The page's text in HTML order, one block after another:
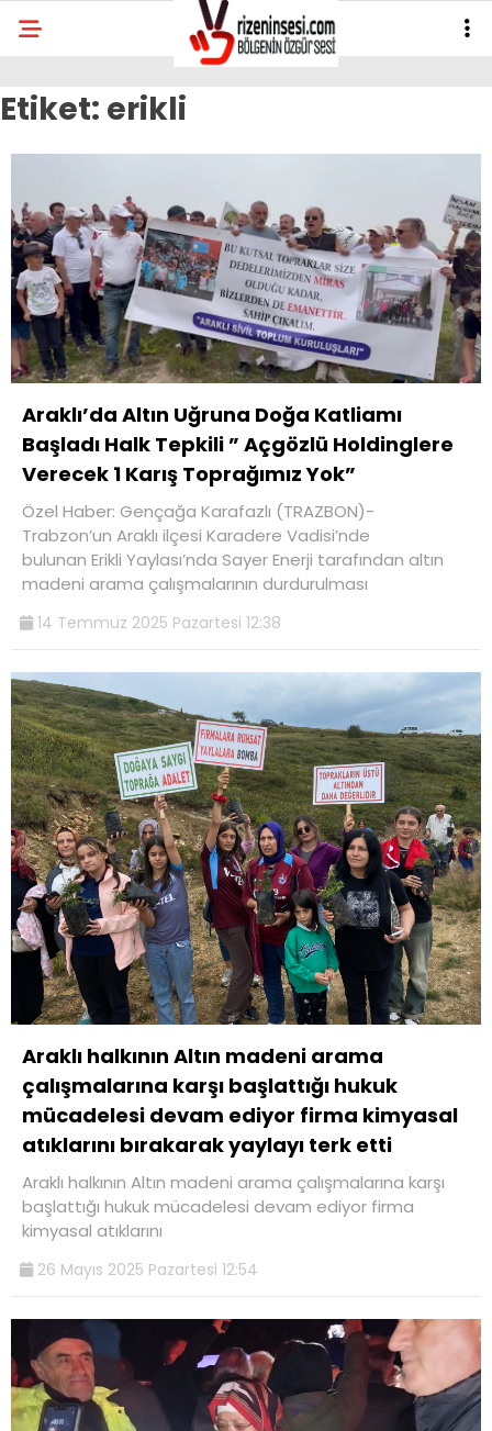
Etiket: erikli
Araklı’da Altın Uğruna Doğa Katliamı
Başladı Halk Tepkili ” Açgözlü Holdinglere
Verecek 1 Karış Toprağımız Yok”
Özel Haber: Gençağa Karafazlı (TRAZBON)-
Trabzon’un Araklı ilçesi Karadere Vadisi’nde
bulunan Erikli Yaylası’nda Sayer Enerji tarafından altın
madeni arama çalışmalarının durdurulması
14 Temmuz 2025 Pazartesi 12:38
Araklı halkının Altın madeni arama
çalışmalarına karşı başlattığı hukuk
mücadelesi devam ediyor firma kimyasal
atıklarını bırakarak yaylayı terk etti
Araklı halkının Altın madeni arama çalışmalarına karşı
başlattığı hukuk mücadelesi devam ediyor firma
kimyasal atıklarını
26 Mayıs 2025 Pazartesi 12:54